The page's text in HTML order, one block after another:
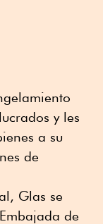
y les
a su
de
Glas se
de